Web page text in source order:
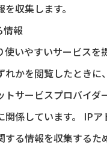
収集します。
報
いやすいサービス
かを閲覧したとき
トサービスプロバイ
関係しています。 IP
する情報を収集する